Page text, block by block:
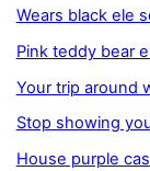
Wears black ele
Pink teddy bear
Your trip around
Stop showing
House purple